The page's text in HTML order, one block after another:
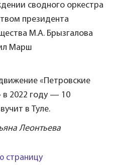
сводного оркестра
президента
М.А. Брызгалова
Марш
«Петровские
в 2022 году — 10
в Туле.
Леонтьева
страницу